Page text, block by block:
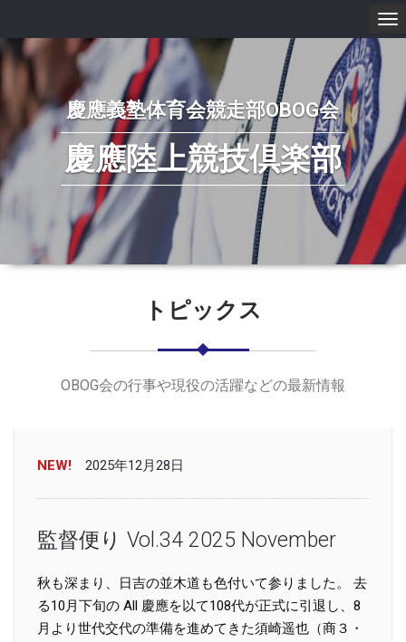
慶應義塾体育会競走部OBOG会
慶應陸上競技倶楽部
トピックス
OBOG会の行事や現役の活躍などの最新情報
NEW! 2025年12月28日
監督便り Vol.34 2025 November
秋も深まり、日吉の並木道も色付いて参りました。 去
る10月下旬の All 慶應を以て108代が正式に引退し、8
月より世代交代の準備を進めてきた須崎遥也（商３・